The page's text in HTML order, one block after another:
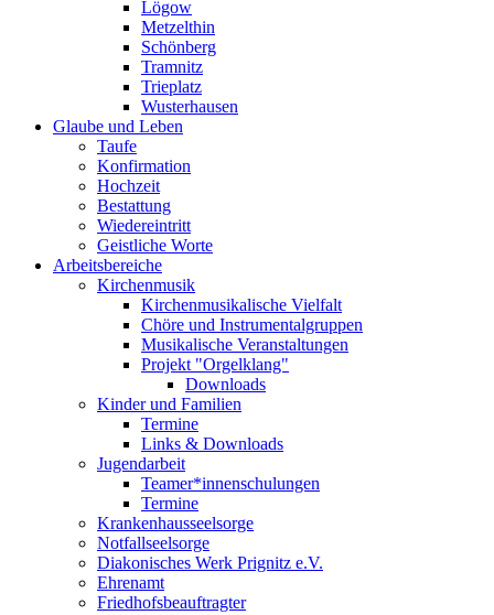
Lögow
Metzelthin
Schönberg
Tramnitz
Trieplatz
Wusterhausen
Glaube und Leben
Taufe
Konfirmation
Hochzeit
Bestattung
Wiedereintritt
Geistliche Worte
Arbeitsbereiche
Kirchenmusik
Kirchenmusikalische Vielfalt
Chöre und Instrumentalgruppen
Musikalische Veranstaltungen
Projekt "Orgelklang"
Downloads
Kinder und Familien
Termine
Links & Downloads
Jugendarbeit
Teamer*innenschulungen
Termine
Krankenhausseelsorge
Notfallseelsorge
Diakonisches Werk Prignitz e.V.
Ehrenamt
Friedhofsbeauftragter